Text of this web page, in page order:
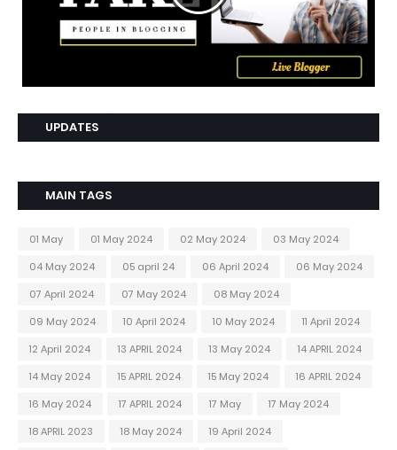
UPDATES
MAIN TAGS
01 May 01 May 2024 02 May 2024
03 May 2024
04 May 2024
05 april 24 06 April 2024
06 May 2024
07 April 2024
07 May 2024
08 May 2024
09 May 2024
10 April 2024 10 May 2024
11 April 2024
12 April 2024
13 APRIL 2024 13 May 2024
14 APRIL 2024
14 May 2024
15 APRIL 2024 15 May 2024
16 APRIL 2024
16 May 2024
17 APRIL 2024 17 May
17 May 2024
18 APRIL 2023
18 May 2024
19 April 2024